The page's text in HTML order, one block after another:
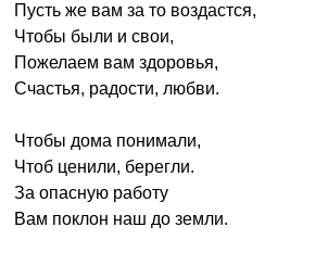
Пусть же вам за то воздастся,
Чтобы были и свои,
Пожелаем вам здоровья,
Счастья, радости, любви.
Чтобы дома понимали,
Чтоб ценили, берегли.
За опасную работу
Вам поклон наш до земли.